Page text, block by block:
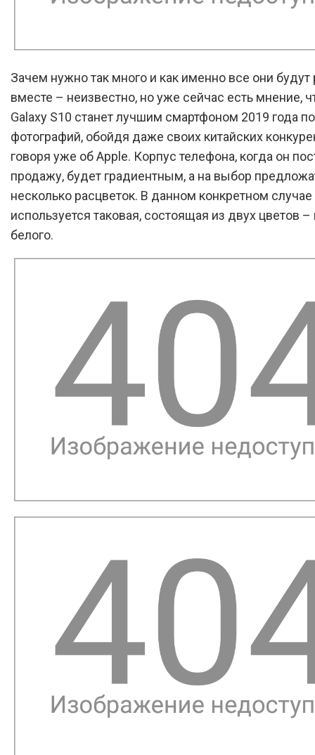
Зачем нужно так много и как именно все они будут
вместе – неизвестно, но уже сейчас есть мнение,
Galaxy S10 станет лучшим смартфоном 2019 года
фотографий, обойдя даже своих китайских
говоря уже об Apple. Корпус телефона, когда он
продажу, будет градиентным, а на выбор
несколько расцветок. В данном конкретном случае
используется таковая, состоящая из двух цветов –
белого.